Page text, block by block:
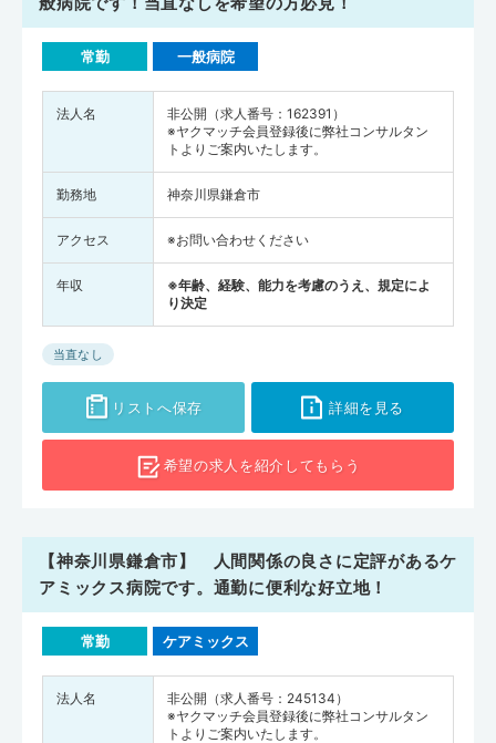
常勤 一般病院
法人名
非公開（求人番号：162391）
※ヤクマッチ会員登録後に弊社コンサルタン
トよりご案内いたします。
勤務地 神奈川県鎌倉市
アクセス ※お問い合わせください
年収
※年齢、経験、能力を考慮のうえ、規定によ
り決定
当直なし
リストへ保存 詳細を見る
希望の求人を紹介してもらう
【神奈川県鎌倉市】 人間関係の良さに定評があるケ
アミックス病院です。通勤に便利な好立地！
常勤 ケアミックス
法人名
非公開（求人番号：245134）
※ヤクマッチ会員登録後に弊社コンサルタン
トよりご案内いたします。